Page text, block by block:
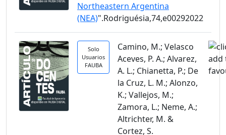
Northeastern Argentina
(NEA)".Rodriguésia,74,e00292022
Solo
Usuarios
FAUBA
Camino, M.; Velasco
Aceves, P. A.; Alvarez,
A. L.; Chianetta, P.; De
la Cruz, L. M.; Alonzo,
K.; Vallejos, M.;
Zamora, L.; Neme, A.;
Altrichter, M. &
Cortez, S.